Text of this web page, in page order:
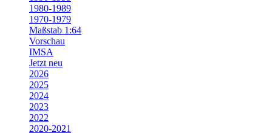
1980-1989
1970-1979
Maßstab 1:64
Vorschau
IMSA
Jetzt neu
2026
2025
2024
2023
2022
2020-2021